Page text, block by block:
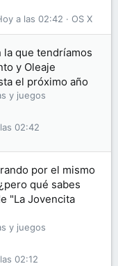
OS X
a las 02:42
la que tendríamos
y Oleaje
el próximo año
y juegos
02:42
por el mismo
qué sabes
"La Jovencita
y juegos
02:12